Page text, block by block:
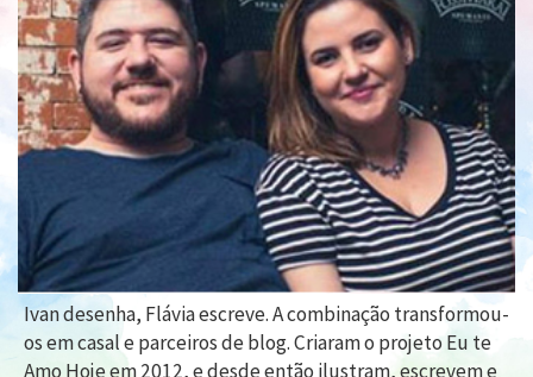
Ivan desenha, Flávia escreve. A combinação transformou-
os em casal e parceiros de blog. Criaram o projeto Eu te
Amo Hoje em 2012, e desde então ilustram, escrevem e